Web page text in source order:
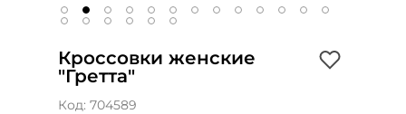
Кроссовки женские
"Гретта"
Код: 704589